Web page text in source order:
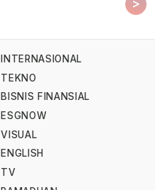
>
INTERNASIONAL
TEKNO
BISNIS FINANSIAL
ESGNOW
VISUAL
ENGLISH
TV